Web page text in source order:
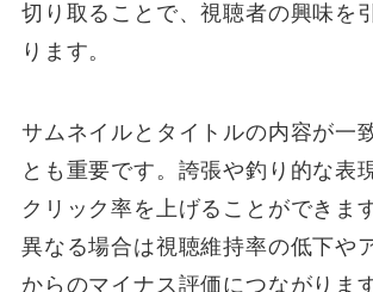
切り取ることで、視聴者の興味を
ります。
サムネイルとタイトルの内容が一
とも重要です。誇張や釣り的な表
クリック率を上げることができま
異なる場合は視聴維持率の低下や
からのマイナス評価につながりま